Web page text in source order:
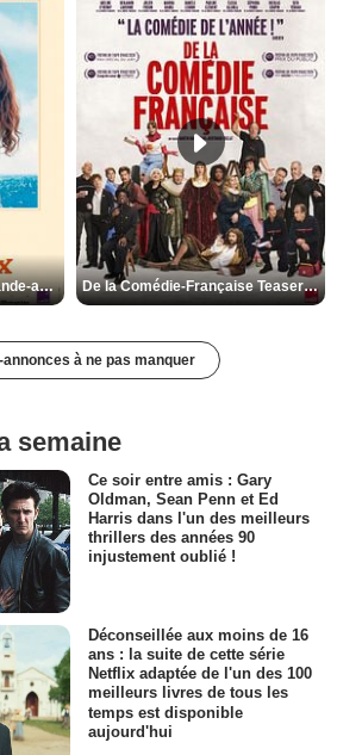
Les Matins merveilleux Bande-annonce VF De la Comédie-Française Teaser VF
à ne pas manquer
semaine
Ce soir entre amis : Gary
Oldman, Sean Penn et Ed
Harris dans l'un des meilleurs
thrillers des années 90
injustement oublié !
Déconseillée aux moins de 16
ans : la suite de cette série
Netflix adaptée de l'un des 100
meilleurs livres de tous les
temps est disponible
aujourd'hui